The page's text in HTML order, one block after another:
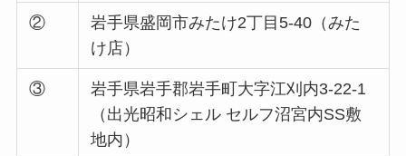
②
岩手県盛岡市みたけ2丁目5-40（みた
け店）
③
岩手県岩手郡岩手町大字江刈内3-22-1
（出光昭和シェル セルフ沼宮内SS敷
地内）